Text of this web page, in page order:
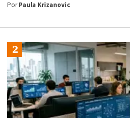
PorPaula Krizanovic